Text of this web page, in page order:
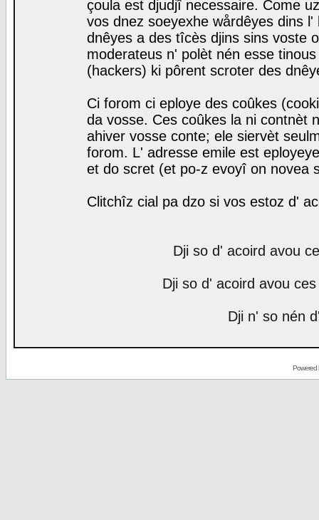
çoula est djudjî necessaire. Come
vos dnez soeyexhe wårdêyes dins
dnêyes a des tîcès djins sins voste
moderateus n' polèt nén esse
(hackers) ki pôrent scroter des
Ci forom ci eploye des coûkes
da vosse. Ces coûkes la ni contnèt
ahiver vosse conte; ele siervèt
forom. L' adresse emile est
et do scret (et po-z evoyî on novea
Clitchîz cial pa dzo si vos estoz d'
Dji so d' acoird avou
Dji so d' acoird avou
Dji n' so nén
Powered